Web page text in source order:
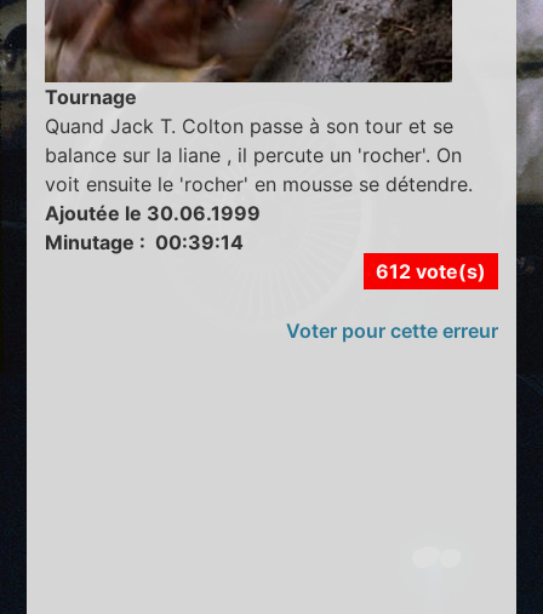
Tournage
Quand Jack T. Colton passe à son tour et se
balance sur la liane , il percute un 'rocher'. On
voit ensuite le 'rocher' en mousse se détendre.
Ajoutée le 30.06.1999
Minutage : 00:39:14
612 vote(s)
Voter pour cette erreur